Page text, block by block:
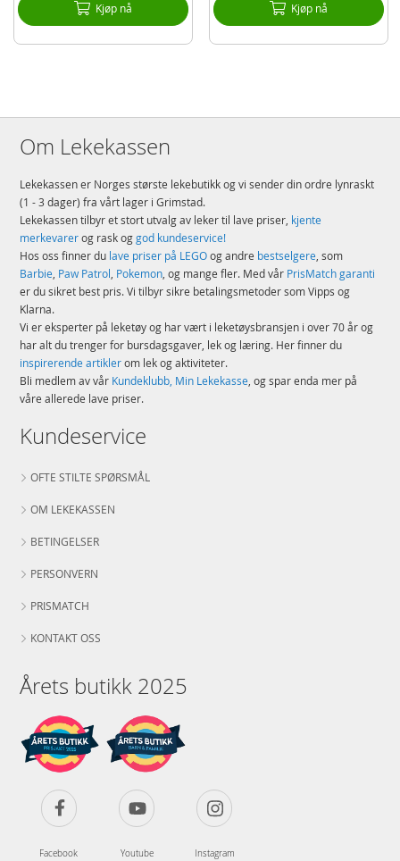
Kjøp nå Kjøp nå
Om Lekekassen
Lekekassen er Norges største lekebutikk og vi sender din ordre lynraskt
(1 - 3 dager) fra vårt lager i Grimstad.
Lekekassen tilbyr et stort utvalg av leker til lave priser, kjente
merkevarerog rask oggod kundeservice!
Hos oss finner du lave priser på LEGOog andre bestselgere, som
Barbie, Paw Patrol, Pokemon, og mange fler. Med vår PrisMatch garanti
er du sikret best pris. Vi tilbyr sikre betalingsmetoder som Vipps og
Klarna.
Vi er eksperter på leketøy og har vært i leketøysbransjen i over 70 år og
har alt du trenger for bursdagsgaver, lek og læring. Her finner du
inspirerende artiklerom lek og aktiviteter.
Bli medlem av vår Kundeklubb, Min Lekekasse, og spar enda mer på
våre allerede lave priser.
Kundeservice
OFTE STILTE SPØRSMÅL
OM LEKEKASSEN
BETINGELSER
PERSONVERN
PRISMATCH
KONTAKT OSS
Årets butikk 2025
Facebook Youtube Instagram